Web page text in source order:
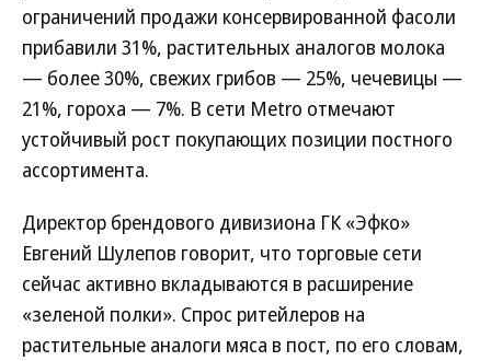
ограничений продажи консервированной фасоли
прибавили 31%, растительных аналогов молока
— более 30%, свежих грибов — 25%, чечевицы —
21%, гороха — 7%. В сети Metro отмечают
устойчивый рост покупающих позиции постного
ассортимента.
Директор брендового дивизиона ГК «Эфко»
Евгений Шулепов говорит, что торговые сети
сейчас активно вкладываются в расширение
«зеленой полки». Спрос ритейлеров на
растительные аналоги мяса в пост, по его словам,